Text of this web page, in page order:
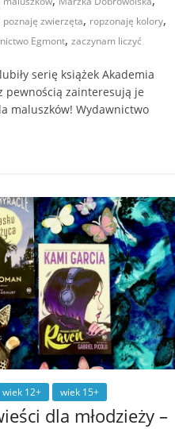
poznaję zwierzęta, ropzonaję kolory,
Egmont,zaczynam liczyć
serię książek Akademia
pewnością zainteresują je
maluszków! Wydawnictwo
wiek 12+ wiek 15+
dla młodzieży –